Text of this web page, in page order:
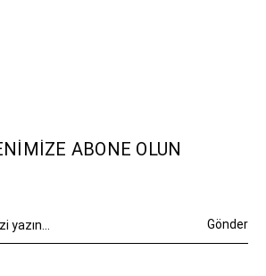
ABONE OLUN
Gönder